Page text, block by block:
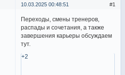
1
10.03.2025 00:48:51
Переходы, смены тренеров,
распады и сочетания, а также
завершения карьеры обсуждаем
тут.
+2